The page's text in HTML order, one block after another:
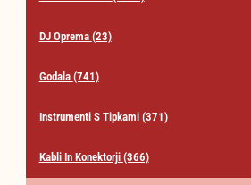
DJ Oprema (23)
Godala (741)
Instrumenti S Tipkami (371)
Kabli In Konektorji (366)